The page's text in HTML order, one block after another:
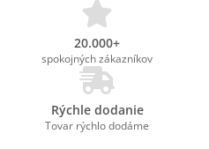
20.000+
spokojných zákazníkov
Rýchle dodanie
Tovar rýchlo dodáme